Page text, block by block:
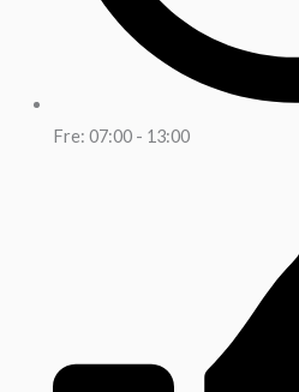
Fre: 07:00 - 13:00